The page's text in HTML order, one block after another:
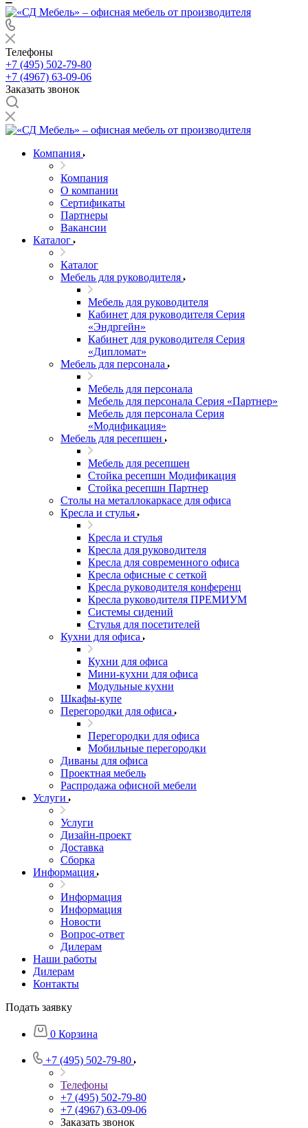
Телефоны
+7 (495) 502-79-80
+7 (4967) 63-09-06
Заказать звонок
Компания
Компания
О компании
Сертификаты
Партнеры
Вакансии
Каталог
Каталог
Мебель для руководителя
Мебель для руководителя
Кабинет для руководителя Серия
«Эндргейн»
Кабинет для руководителя Серия
«Дипломат»
Мебель для персонала
Мебель для персонала
Мебель для персонала Серия «Партнер»
Мебель для персонала Серия
«Модификация»
Мебель для ресепшен
Мебель для ресепшен
Стойка ресепшн Модификация
Стойка ресепшн Партнер
Столы на металлокаркасе для офиса
Кресла и стулья
Кресла и стулья
Кресла для руководителя
Кресла для современного офиса
Кресла офисные с сеткой
Кресла руководителя конференц
Кресла руководителя ПРЕМИУМ
Системы сидений
Стулья для посетителей
Кухни для офиса
Кухни для офиса
Мини-кухни для офиса
Модульные кухни
Шкафы-купе
Перегородки для офиса
Перегородки для офиса
Мобильные перегородки
Диваны для офиса
Проектная мебель
Распродажа офисной мебели
Услуги
Услуги
Дизайн-проект
Доставка
Сборка
Информация
Информация
Информация
Новости
Вопрос-ответ
Дилерам
Наши работы
Дилерам
Контакты
Подать заявку
0 Корзина
+7 (495) 502-79-80
Телефоны
+7 (495) 502-79-80
+7 (4967) 63-09-06
Заказать звонок